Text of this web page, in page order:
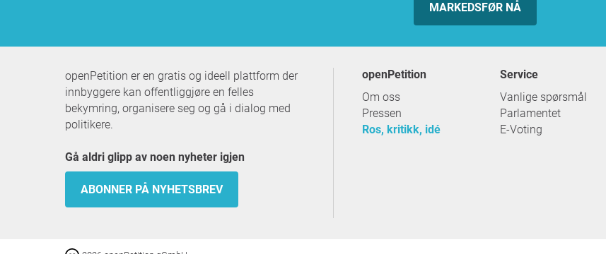
MARKEDSFØR NÅ
openPetition er en gratis og ideell plattform der
innbyggere kan offentliggjøre en felles
bekymring, organisere seg og gå i dialog med
politikere.
Gå aldri glipp av noen nyheter igjen
ABONNER PÅ NYHETSBREV
openPetition
Om oss
Pressen
Ros, kritikk, idé
service
Vanlige spørsmål
Parlamentet
E-Voting